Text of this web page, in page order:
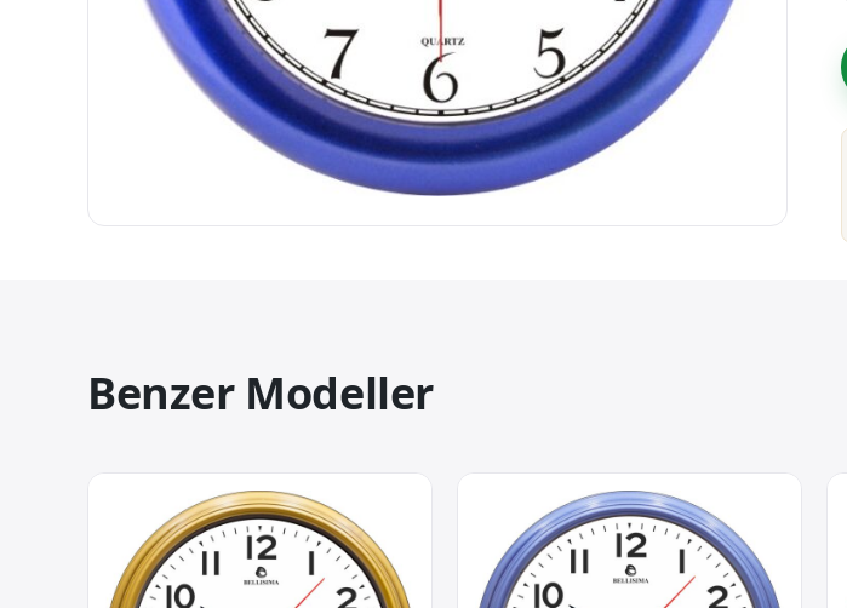
Benzer Modeller